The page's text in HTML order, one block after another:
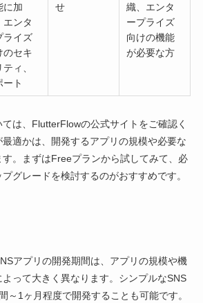
に加
エンタ
ライズ
のセキ
ティ、
ート
せ
織、エンタ
ープライズ
向けの機能
が必要な方
は、FlutterFlowの公式サイトをご確認く
適かは、開発するアプリの規模や必要な
。まずはFreeプランから試してみて、必
グレードを検討するのがおすすめです。
アプリの開発期間は、アプリの規模や機
って大きく異なります。シンプルなSNS
～1ヶ月程度で開発することも可能です。